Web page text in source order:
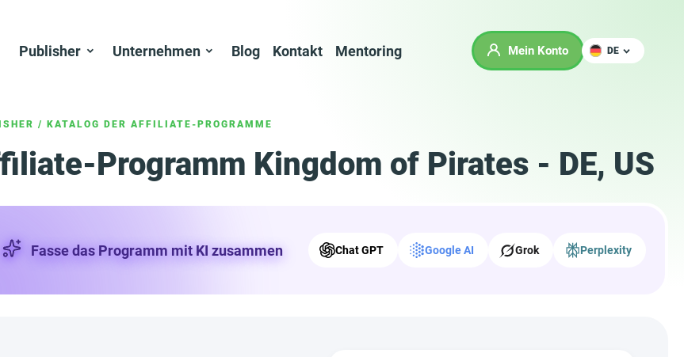
Publisher Unternehmen Blog Kontakt Mentoring Mein Konto DE
/ KATALOG DER AFFILIATE-PROGRAMME
Programm Kingdom of Pirates - DE, US
Fasse das Programm mit KI zusammen Chat GPT Google AI Grok Perplexity